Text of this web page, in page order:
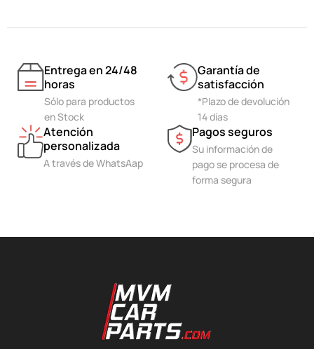
Entrega en 24/48
horas
Sólo para productos
en Stock
Garantía de
satisfacción
*Plazo de devolución
14 días
Atención
personalizada
A través de WhatsAap
Pagos seguros
Su información de
pago se procesa de
forma segura